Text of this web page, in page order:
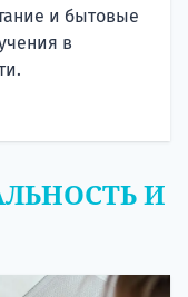
и бытовые
в
И